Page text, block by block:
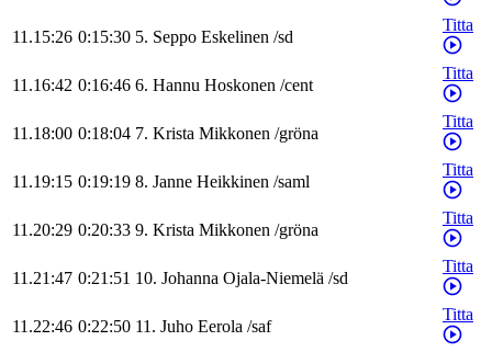
11.15:26 0:15:30 5. Seppo Eskelinen /sd
Titta
11.16:42 0:16:46 6. Hannu Hoskonen /cent
Titta
11.18:00 0:18:04 7. Krista Mikkonen /gröna
Titta
11.19:15 0:19:19 8. Janne Heikkinen /saml
Titta
11.20:29 0:20:33 9. Krista Mikkonen /gröna
Titta
11.21:47 0:21:51 10. Johanna Ojala-Niemelä /sd
Titta
11.22:46 0:22:50 11. Juho Eerola /saf
Titta